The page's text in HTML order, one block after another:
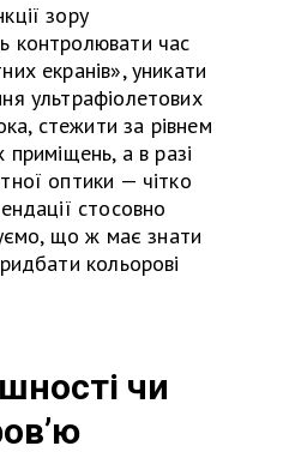
зору
контролювати час
екранів», уникати
ультрафіолетових
стежити за рівнем
приміщень, а в разі
оптики — чітко
стосовно
що ж має знати
кольорові
чи